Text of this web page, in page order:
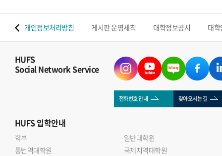
개인정보처리방침 게시판 운영세칙 대학정보공시 대
HUFS
Social Network Service
전화번호 안내 찾아오시는 길
HUFS입학안내
학부
일반대학원
통번역대학원
국제지역대학원